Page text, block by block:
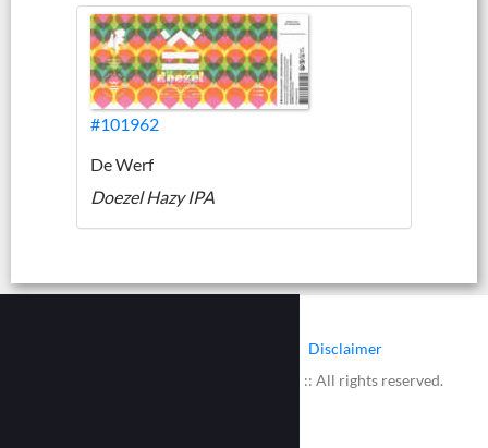
#101962
De Werf
Doezel Hazy IPA
Disclaimer
© 2002 - 2026 :: www.bieretiketten.nl :: All rights reserved.